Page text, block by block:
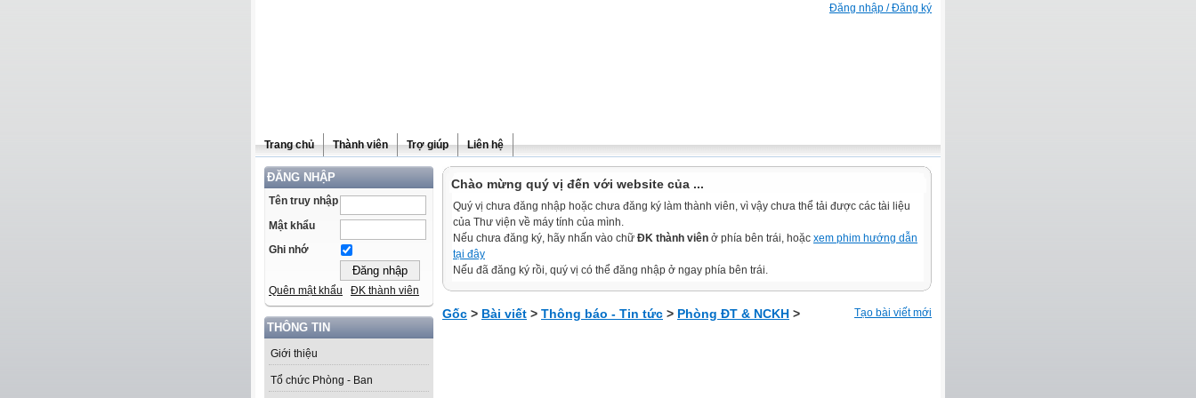
Đăng nhập / Đăng ký
Trang chủ Thành viên Trợ giúp Liên hệ
ĐĂNG NHẬP
Tên truy nhập
Mật khẩu
Ghi nhớ
Quên mật khẩu ĐK thành viên
THÔNG TIN
Giới thiệu
Tổ chức Phòng - Ban
Chào mừng quý vị đến với website của ...
Quý vị chưa đăng nhập hoặc chưa đăng ký làm thành viên, vì vậy chưa thể tải được các tài liệu
của Thư viện về máy tính của mình.
Nếu chưa đăng ký, hãy nhấn vào chữ ĐK thành viên ở phía bên trái, hoặc xem phim hướng dẫn
tại đây
Nếu đã đăng ký rồi, quý vị có thể đăng nhập ở ngay phía bên trái.
Gốc > Bài viết > Thông báo - Tin tức > Phòng ĐT & NCKH > Tạo bài viết mới